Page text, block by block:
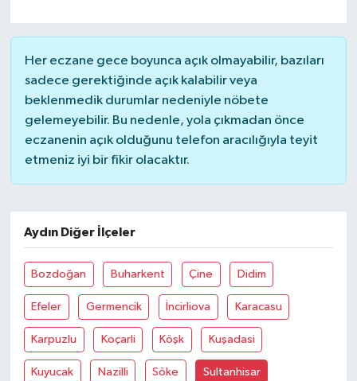
Her eczane gece boyunca açık olmayabilir, bazıları
sadece gerektiğinde açık kalabilir veya
beklenmedik durumlar nedeniyle nöbete
gelemeyebilir. Bu nedenle, yola çıkmadan önce
eczanenin açık olduğunu telefon aracılığıyla teyit
etmeniz iyi bir fikir olacaktır.
Aydın Diğer İlçeler
Bozdoğan Buharkent Çine Didim
Efeler Germencik İncirliova Karacasu
Karpuzlu Koçarli Köşk Kuşadasi
Kuyucak Nazilli Söke Sultanhisar